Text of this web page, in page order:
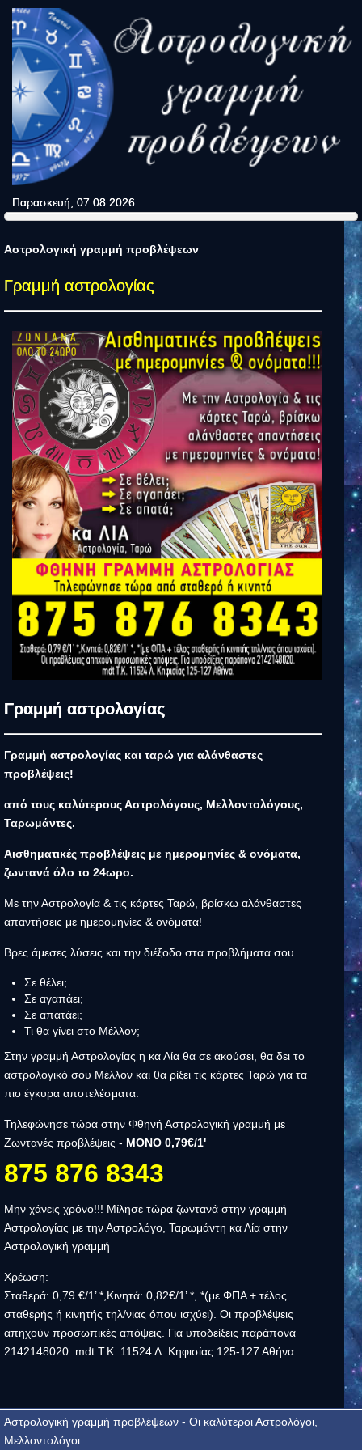
Παρασκευή, 07 08 2026
Αστρολογική γραμμή προβλέψεων
Γραμμή αστρολογίας
Γραμμή αστρολογίας
Γραμμή αστρολογίας και ταρώ για αλάνθαστες
προβλέψεις!
από τους καλύτερους Αστρολόγους, Μελλοντολόγους,
Ταρωμάντες.
Αισθηματικές προβλέψεις με ημερομηνίες & ονόματα,
ζωντανά όλο το 24ωρο.
Με την Αστρολογία & τις κάρτες Ταρώ, βρίσκω αλάνθαστες
απαντήσεις με ημερομηνίες & ονόματα!
Βρες άμεσες λύσεις και την διέξοδο στα προβλήματα σου.
Σε θέλει;
Σε αγαπάει;
Σε απατάει;
Τι θα γίνει στο Μέλλον;
Στην γραμμή Αστρολογίας η κα Λία θα σε ακούσει, θα δει το
αστρολογικό σου Μέλλον και θα ρίξει τις κάρτες Ταρώ για τα
πιο έγκυρα αποτελέσματα.
Τηλεφώνησε τώρα στην Φθηνή Αστρολογική γραμμή με
Ζωντανές προβλέψεις - ΜΟΝΟ 0,79€/1'
875 876 8343
Μην χάνεις χρόνο!!! Μίλησε τώρα ζωντανά στην γραμμή
Αστρολογίας με την Αστρολόγο, Ταρωμάντη κα Λία στην
Αστρολογική γραμμή
Χρέωση:
Σταθερά: 0,79 €/1’ *,Κινητά: 0,82€/1’ *, *(με ΦΠΑ + τέλος
σταθερής ή κινητής τηλ/νιας όπου ισχύει). Οι προβλέψεις
απηχούν προσωπικές απόψεις. Για υποδείξεις παράπονα
2142148020. mdt Τ.Κ. 11524 Λ. Κηφισίας 125-127 Αθήνα.
Αστρολογική γραμμή προβλέψεων - Οι καλύτεροι Αστρολόγοι,
Μελλοντολόγοι